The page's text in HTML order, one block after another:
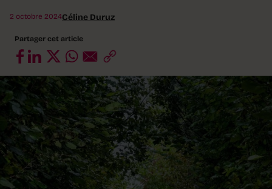
2 octobre 2024Céline Duruz
Partager cet article